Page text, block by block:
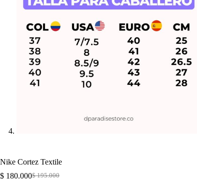
Nike Cortez Textile
$195.000
Original
$ 180.000Current